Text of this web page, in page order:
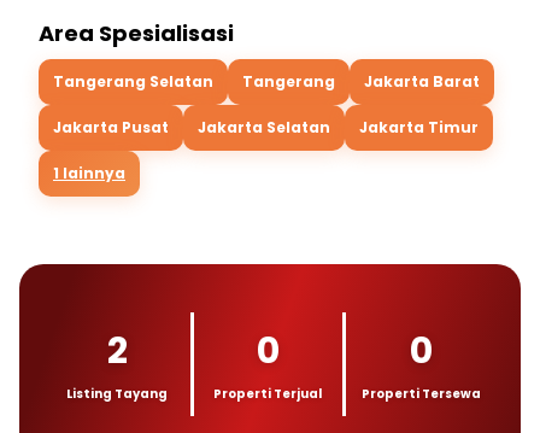
Area Spesialisasi
Tangerang Selatan Tangerang Jakarta Barat
Jakarta Pusat Jakarta Selatan Jakarta Timur
1 lainnya
2
Listing Tayang
0
Properti Terjual
0
Properti Tersewa